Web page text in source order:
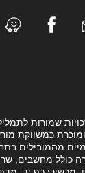
שמורות לתמליל 2100
כמשווקת
מהמובילים
כולל מחשבים,